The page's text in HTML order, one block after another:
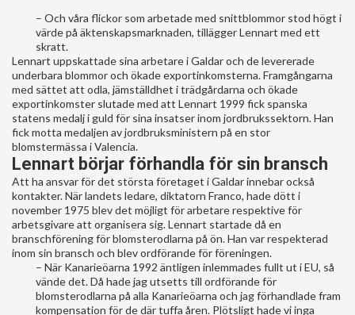
– Och våra flickor som arbetade med snittblommor stod högt i
värde på äktenskapsmarknaden, tillägger Lennart med ett
skratt.
Lennart uppskattade sina arbetare i Galdar och de levererade
underbara blommor och ökade exportinkomsterna. Framgångarna
med sättet att odla, jämställdhet i trädgårdarna och ökade
exportinkomster slutade med att Lennart 1999 fick spanska
statens medalj i guld för sina insatser inom jordbrukssektorn. Han
fick motta medaljen av jordbruksministern på en stor
blomstermässa i Valencia.
Lennart börjar förhandla för sin bransch
Att ha ansvar för det största företaget i Galdar innebar också
kontakter. När landets ledare, diktatorn Franco, hade dött i
november 1975 blev det möjligt för arbetare respektive för
arbetsgivare att organisera sig. Lennart startade då en
branschförening för blomsterodlarna på ön. Han var respekterad
inom sin bransch och blev ordförande för föreningen.
– När Kanarieöarna 1992 äntligen inlemmades fullt ut i EU, så
vände det. Då hade jag utsetts till ordförande för
blomsterodlarna på alla Kanarieöarna och jag förhandlade fram
kompensation för de där tuffa åren. Plötsligt hade vi inga